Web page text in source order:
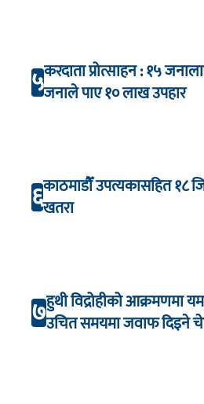
५करदाता प्रोत्साहन : १५
जनाले पाए १० लाख उपहार
६काठमाडौँ उपत्यकासहित १८
खतरा
७हुथी विद्रोहीको आक्रमणमा
उचित समयमा जवाफ दिइने